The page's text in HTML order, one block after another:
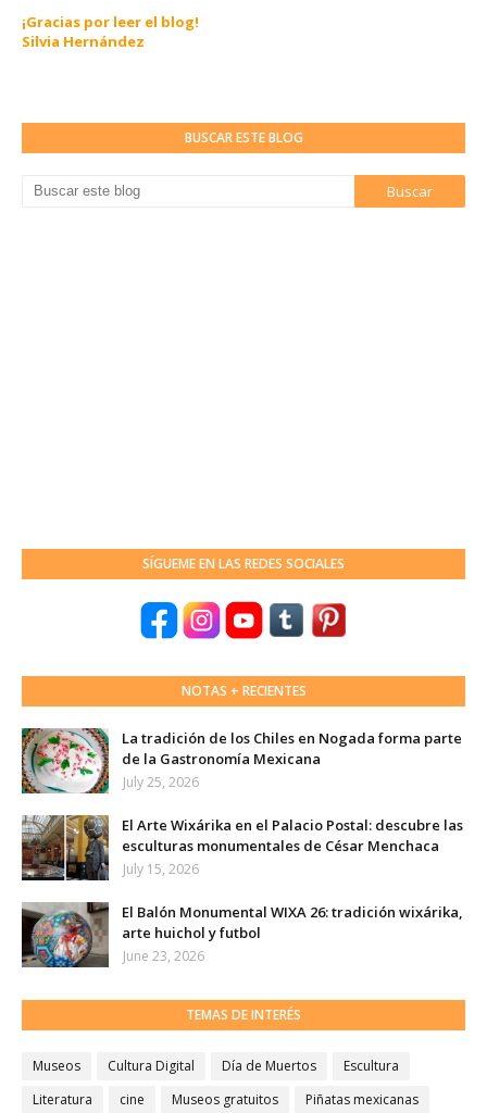
¡Gracias por leer el blog!
Silvia Hernández
BUSCAR ESTE BLOG
SÍGUEME EN LAS REDES SOCIALES
NOTAS + RECIENTES
La tradición de los Chiles en Nogada forma parte
de la Gastronomía Mexicana
July 25, 2026
El Arte Wixárika en el Palacio Postal: descubre las
esculturas monumentales de César Menchaca
July 15, 2026
El Balón Monumental WIXA 26: tradición wixárika,
arte huichol y futbol
June 23, 2026
TEMAS DE INTERÉS
Museos Cultura Digital Día de Muertos
Escultura
Literatura
cine Museos gratuitos
Piñatas mexicanas